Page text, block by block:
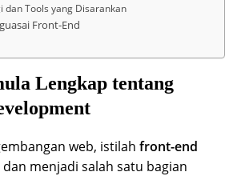
dan Tools yang Disarankan
Front-End
Lengkap tentang
web, istilah front-end
menjadi salah satu bagian